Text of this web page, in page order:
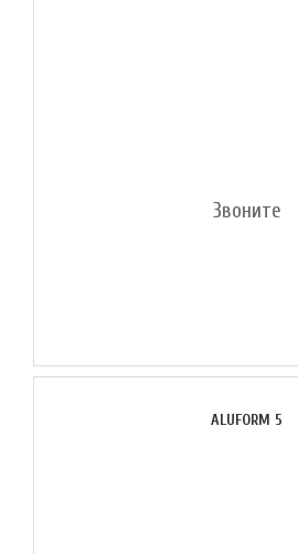
Звоните
ALUFORM 5